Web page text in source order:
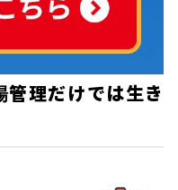
管理だけでは生き